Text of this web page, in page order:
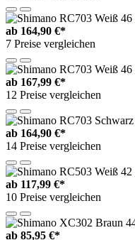
ab 164,90 €*
7 Preise vergleichen
ab 167,99 €*
12 Preise vergleichen
ab 164,90 €*
14 Preise vergleichen
ab 117,99 €*
10 Preise vergleichen
ab 85,95 €*